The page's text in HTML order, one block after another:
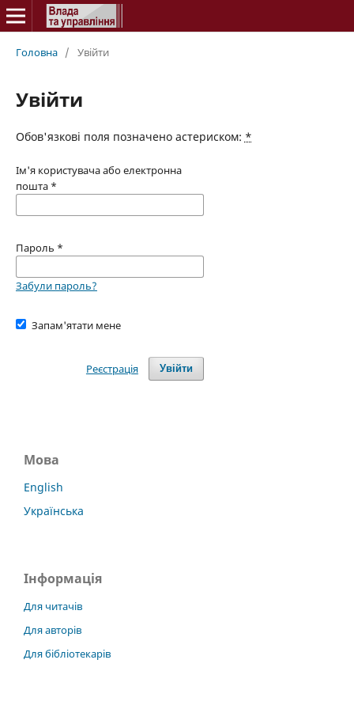
Головна / Увійти
Увійти
Обов'язкові поля позначено астериском: *
Ім'я користувача або електронна
пошта *
Пароль *
Забули пароль?
Запам'ятати мене
Увійти
Реєстрація
Мова
English
Українська
Інформація
Для читачів
Для авторів
Для бібліотекарів